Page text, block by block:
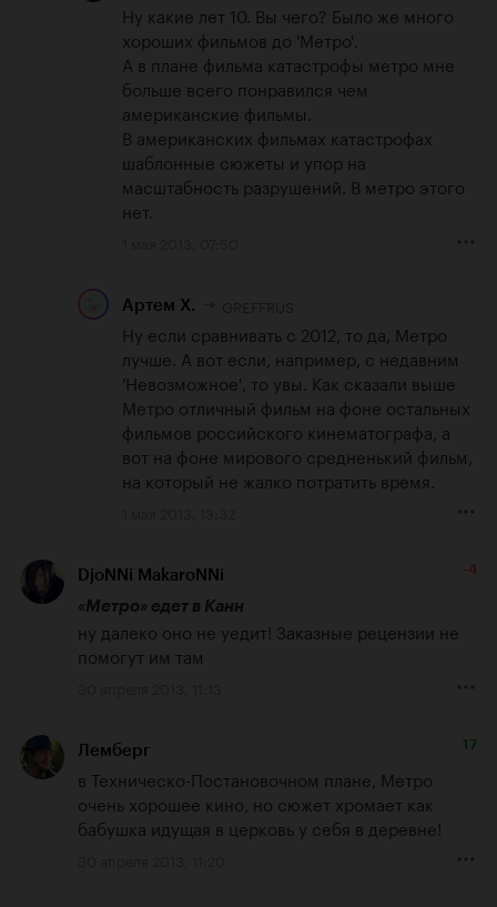
Ну какие лет 10. Вы чего? Было же много
хороших фильмов до 'Метро'.
А в плане фильма катастрофы метро мне
больше всего понравился чем
американские фильмы.
В американских фильмах катастрофах
шаблонные сюжеты и упор на
масштабность разрушений. В метро этого
нет.
Артем Х.
Ну если сравнивать с 2012, то да, Метро
лучше. А вот если, например, с недавним
'Невозможное', то увы. Как сказали выше
Метро отличный фильм на фоне остальных
фильмов российского кинематографа, а
вот на фоне мирового средненький фильм,
на который не жалко потратить время.
DjoNNi MakaroNNi -4
«Метро» едет в Канн
ну далеко оно не уедит! Заказные рецензии не
помогут им там
Лемберг 17
в Техническо-Постановочном плане, Метро
очень хорошее кино, но сюжет хромает как
бабушка идущая в церковь у себя в деревне!